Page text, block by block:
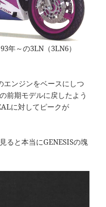
年～の3LN（3LN6）
エンジンをベースにしつ
前期モデルに戻したよう
に対してピークが
ると本当にGENESISの塊